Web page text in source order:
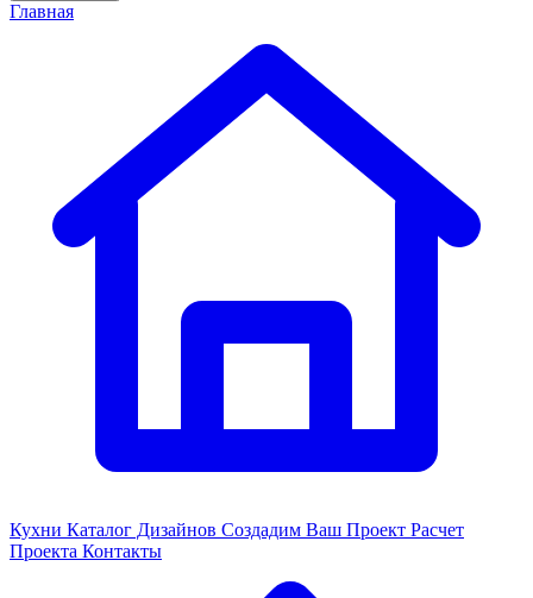
Главная
Кухни Каталог Дизайнов Создадим Ваш Проект Расчет
Проекта Контакты